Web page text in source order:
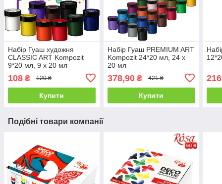
Набір Гуаш художня
CLASSIC ART Kompozit
9*20 мл, 9 х 20 мл
108 ₴ 120 ₴
Купити
Набір Гуаш PREMIUM ART
Kompozit 24*20 мл, 24 х
20 мл
378,90₴ 421 ₴
Купити
216
Подібні товари компанії